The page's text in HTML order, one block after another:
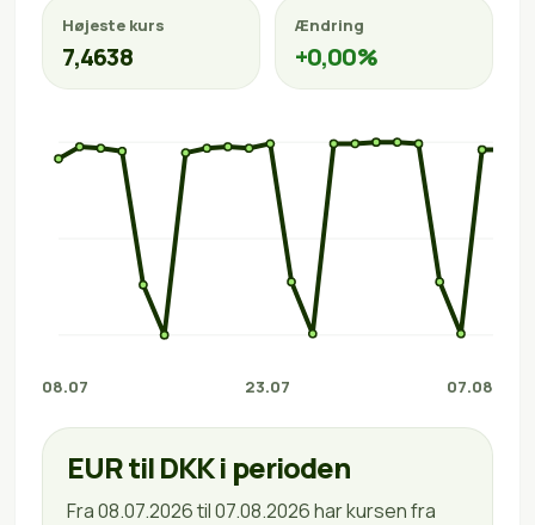
Højeste kurs
7,4638
Ændring
+0,00%
08.07 23.07 07.08
EUR til DKK i perioden
Fra 08.07.2026 til 07.08.2026 har kursen fra